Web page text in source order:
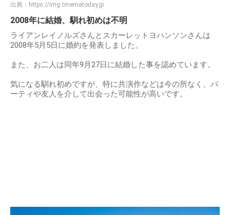
出典： https://img.cinematoday.jp
2008年に結婚、馴れ初めは不明
ライアンレイノルズさんとスカーレットヨハンソンさんは
2008年5月5日に婚約を発表しました。
また、お二人は同年9月27日に結婚した事を認めています。
気になる馴れ初めですが、特に共演作などは今の所なく、パ
ーティや友人を介して出会った可能性が高いです。